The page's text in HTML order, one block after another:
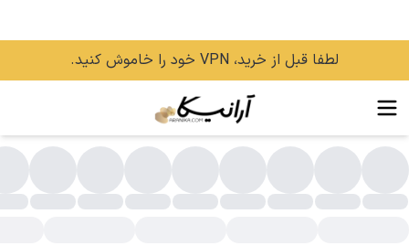
لطفا قبل از خرید، VPN خود را خاموش کنید.